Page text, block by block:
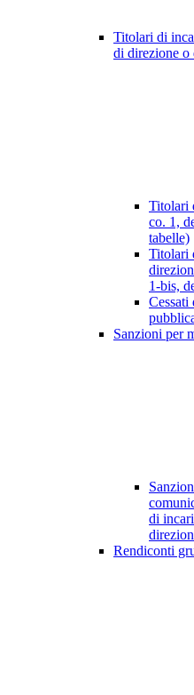
Titolari di
di direzione o
Titolari
co. 1,
tabelle)
Titolari
1-bis,
Cessati
Sanzioni per
di
Rendiconti